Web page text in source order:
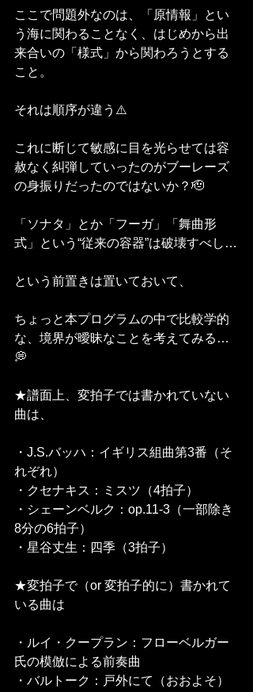
ここで問題外なのは、「原情報」とい
う海に関わることなく、はじめから出
来合いの「様式」から関わろうとする
こと。
それは順序が違う⚠️
これに断じて敏感に目を光らせては容
赦なく糾弾していったのがブーレーズ
の身振りだったのではないか？🫡
「ソナタ」とか「フーガ」「舞曲形
式」という“従来の容器”は破壊すべし…
という前置きは置いておいて、
ちょっと本プログラムの中で比較学的
な、境界が曖昧なことを考えてみる…
💭
★譜面上、変拍子では書かれていない
曲は、
・J.S.バッハ：イギリス組曲第3番（そ
れぞれ）
・クセナキス：ミスツ（4拍子）
・シェーンベルク：op.11-3（一部除き
8分の6拍子）
・星谷丈生：四季（3拍子）
★変拍子で（or 変拍子的に）書かれて
いる曲は
・ルイ・クープラン：フローベルガー
氏の模倣による前奏曲
・バルトーク：戸外にて（おおよそ）